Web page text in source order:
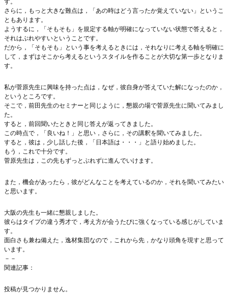
す。
さらに，もっと大きな難点は，「あの時はどう言ったか覚えていない」というこ
ともあります。
ようするに，「そもそも」を規定する軸が明確になっていない状態で答えると，
それはぶれやすいということです。
だから，「そもそも」という事を考えるときには，それなりに考える軸を明確に
して，まずはそこから考えるというスタイルを作ることが大切な第一歩となりま
す。
私が菅原先生に興味を持った点は，なぜ，彼自身が答えていた解になったのか，
というところです。
そこで，前田先生のセミナーと同じように，懇親の場で菅原先生に聞いてみまし
た。
すると，前回聞いたときと同じ答えが返ってきました。
この時点で，「良いね！」と思い，さらに，その講釈を聞いてみました。
すると，彼は，少し話した後，「日本語は・・・」と語り始めました。
もう，これで十分です。
菅原先生は，この先もずっとぶれずに進んでいけます。
また，機会があったら，彼がどんなことを考えているのか，それを聞いてみたい
と思います。
大阪の先生も一緒に懇親しました。
彼らはタイプの違う秀才で，考え方が会うたびに強くなっている感じがしていま
す。
面白さも兼ね備えた，逸材集団なので，これから先，かなり頭角を現すと思って
います。
－－
関連記事：
投稿が見つかりません。